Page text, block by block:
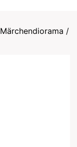
Märchendiorama /